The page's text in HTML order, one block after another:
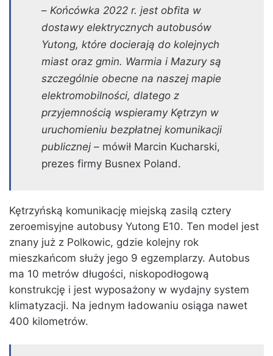
– Końcówka 2022 r. jest obfita w
dostawy elektrycznych autobusów
Yutong, które docierają do kolejnych
miast oraz gmin. Warmia i Mazury są
szczególnie obecne na naszej mapie
elektromobilności, dlatego z
przyjemnością wspieramy Kętrzyn w
uruchomieniu bezpłatnej komunikacji
publicznej – mówił Marcin Kucharski,
prezes firmy Busnex Poland.
Kętrzyńską komunikację miejską zasilą cztery
zeroemisyjne autobusy Yutong E10. Ten model jest
znany już z Polkowic, gdzie kolejny rok
mieszkańcom służy jego 9 egzemplarzy. Autobus
ma 10 metrów długości, niskopodłogową
konstrukcję i jest wyposażony w wydajny system
klimatyzacji. Na jednym ładowaniu osiąga nawet
400 kilometrów.